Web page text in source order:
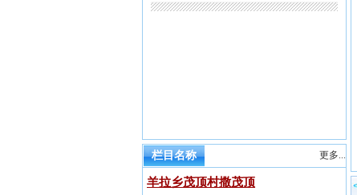
栏目名称 更多...
羊拉乡茂顶村撒茂顶